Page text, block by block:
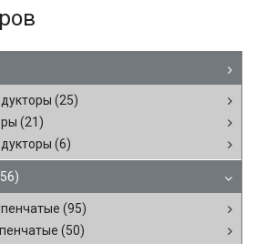
(25)
(21)
(6)
(95)
(50)